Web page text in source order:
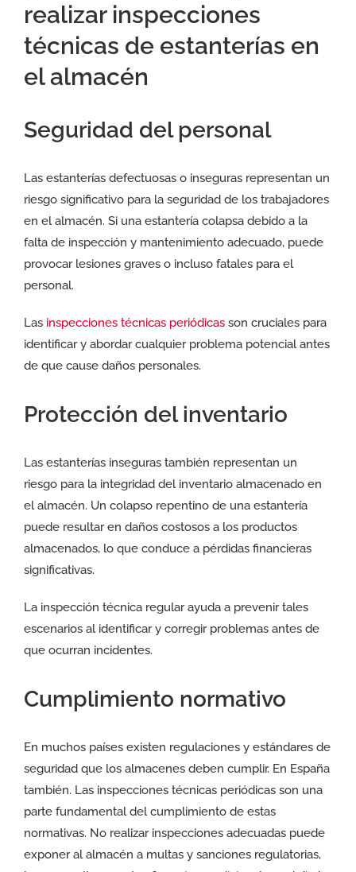
realizar inspecciones
técnicas de estanterías en
el almacén
Seguridad del personal
Las estanterías defectuosas o inseguras representan un
riesgo significativo para la seguridad de los trabajadores
en el almacén. Si una estantería colapsa debido a la
falta de inspección y mantenimiento adecuado, puede
provocar lesiones graves o incluso fatales para el
personal.
Las inspecciones técnicas periódicas son cruciales para
identificar y abordar cualquier problema potencial antes
de que cause daños personales.
Protección del inventario
Las estanterías inseguras también representan un
riesgo para la integridad del inventario almacenado en
el almacén. Un colapso repentino de una estantería
puede resultar en daños costosos a los productos
almacenados, lo que conduce a pérdidas financieras
significativas.
La inspección técnica regular ayuda a prevenir tales
escenarios al identificar y corregir problemas antes de
que ocurran incidentes.
Cumplimiento normativo
En muchos países existen regulaciones y estándares de
seguridad que los almacenes deben cumplir. En España
también. Las inspecciones técnicas periódicas son una
parte fundamental del cumplimiento de estas
normativas. No realizar inspecciones adecuadas puede
exponer al almacén a multas y sanciones regulatorias,